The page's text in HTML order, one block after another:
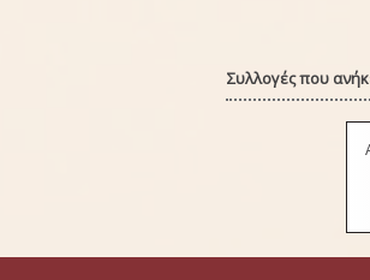
Συλλογές που